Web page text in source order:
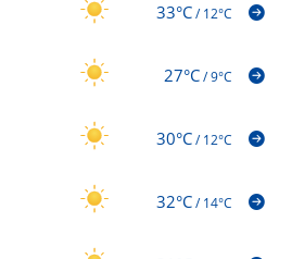
33°C/12°C
27°C/9°C
30°C/12°C
32°C/14°C